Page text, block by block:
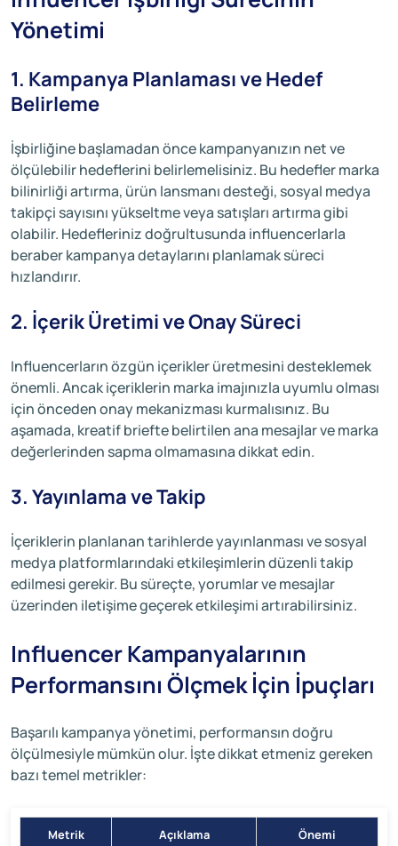
Yönetimi
1. Kampanya Planlaması ve Hedef
Belirleme
İşbirliğine başlamadan önce kampanyanızın net ve
ölçülebilir hedeflerini belirlemelisiniz. Bu hedefler marka
bilinirliği artırma, ürün lansmanı desteği, sosyal medya
takipçi sayısını yükseltme veya satışları artırma gibi
olabilir. Hedefleriniz doğrultusunda influencerlarla
beraber kampanya detaylarını planlamak süreci
hızlandırır.
2. İçerik Üretimi ve Onay Süreci
Influencerların özgün içerikler üretmesini desteklemek
önemli. Ancak içeriklerin marka imajınızla uyumlu olması
için önceden onay mekanizması kurmalısınız. Bu
aşamada, kreatif briefte belirtilen ana mesajlar ve marka
değerlerinden sapma olmamasına dikkat edin.
3. Yayınlama ve Takip
İçeriklerin planlanan tarihlerde yayınlanması ve sosyal
medya platformlarındaki etkileşimlerin düzenli takip
edilmesi gerekir. Bu süreçte, yorumlar ve mesajlar
üzerinden iletişime geçerek etkileşimi artırabilirsiniz.
Influencer Kampanyalarının
Performansını Ölçmek İçin İpuçları
Başarılı kampanya yönetimi, performansın doğru
ölçülmesiyle mümkün olur. İşte dikkat etmeniz gereken
bazı temel metrikler:
Metrik Açıklama Önemi